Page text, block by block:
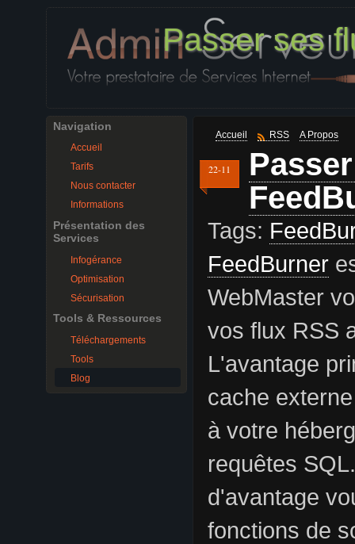
Passer ses
Navigation
Accueil
Tarifs
Nous contacter
Informations
Présentation des
Services
Infogérance
Optimisation
Sécurisation
Tools & Ressources
Téléchargements
Tools
Blog
Accueil RSS A Propos
22-11
Tags:
FeedBurner
WebMaster
vos flux RSS
L'avantage
cache
à votre
requêtes
d'avantage
fonctions de